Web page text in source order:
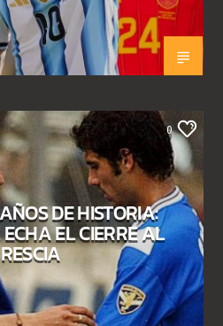
0
DE HISTORIA:
EL CIERRE AL